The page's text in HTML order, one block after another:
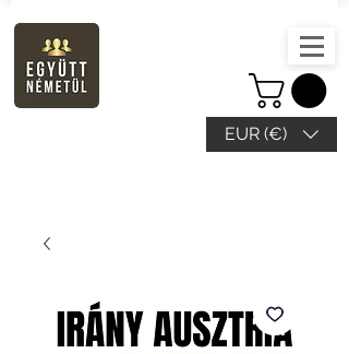
EUR (€)